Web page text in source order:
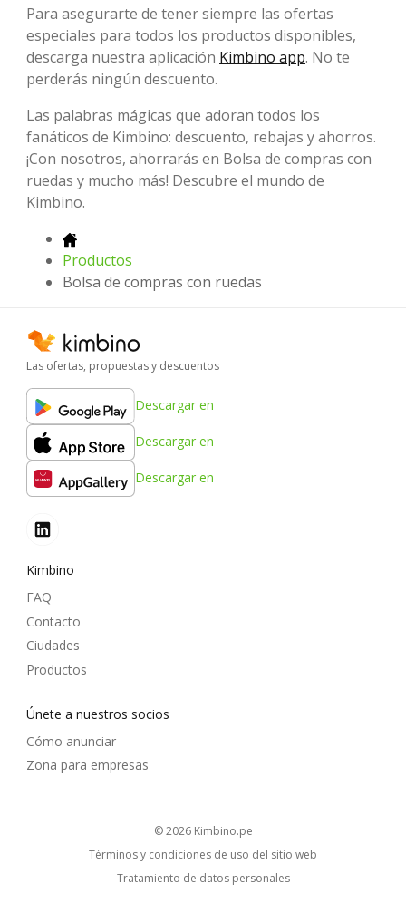
Para asegurarte de tener siempre las ofertas
especiales para todos los productos disponibles,
descarga nuestra aplicación Kimbino app. No te
perderás ningún descuento.
Las palabras mágicas que adoran todos los
fanáticos de Kimbino: descuento, rebajas y ahorros.
¡Con nosotros, ahorrarás en Bolsa de compras con
ruedas y mucho más! Descubre el mundo de
Kimbino.
Productos
Bolsa de compras con ruedas
Las ofertas, propuestas y descuentos
Descargar en
Descargar en
Descargar en
Kimbino
FAQ
Contacto
Ciudades
Productos
Únete a nuestros socios
Cómo anunciar
Zona para empresas
© 2026 kimbino.pe
Términos y condiciones de uso del sitio web
Tratamiento de datos personales